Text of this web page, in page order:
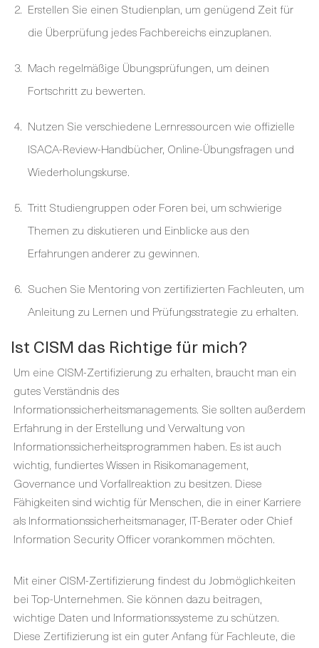
Erstellen Sie einen Studienplan, um genügend Zeit für
die Überprüfung jedes Fachbereichs einzuplanen.
Mach regelmäßige Übungsprüfungen, um deinen
Fortschritt zu bewerten.
Nutzen Sie verschiedene Lernressourcen wie offizielle
ISACA-Review-Handbücher, Online-Übungsfragen und
Wiederholungskurse.
Tritt Studiengruppen oder Foren bei, um schwierige
Themen zu diskutieren und Einblicke aus den
Erfahrungen anderer zu gewinnen.
Suchen Sie Mentoring von zertifizierten Fachleuten, um
Anleitung zu Lernen und Prüfungsstrategie zu erhalten.
Ist CISM das Richtige für mich?
Um eine CISM-Zertifizierung zu erhalten, braucht man ein
gutes Verständnis des
Informationssicherheitsmanagements. Sie sollten außerdem
Erfahrung in der Erstellung und Verwaltung von
Informationssicherheitsprogrammen haben. Es ist auch
wichtig, fundiertes Wissen in Risikomanagement,
Governance und Vorfallreaktion zu besitzen. Diese
Fähigkeiten sind wichtig für Menschen, die in einer Karriere
als Informationssicherheitsmanager, IT-Berater oder Chief
Information Security Officer vorankommen möchten.
Mit einer CISM-Zertifizierung findest du Jobmöglichkeiten
bei Top-Unternehmen. Sie können dazu beitragen,
wichtige Daten und Informationssysteme zu schützen.
Diese Zertifizierung ist ein guter Anfang für Fachleute, die